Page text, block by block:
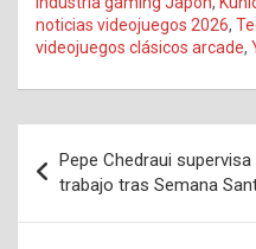
noticias videojuegos 2026,
videojuegos clásicos arcade,
de
entradas
Pepe Chedraui
trabajo tras Semana